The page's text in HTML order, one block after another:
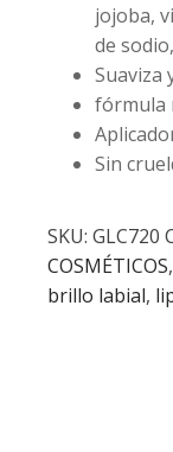
jojoba,
de
Suaviza
fórmula
Sin
SKU: GLC720
COSMÉTICOS,
brillo labial,